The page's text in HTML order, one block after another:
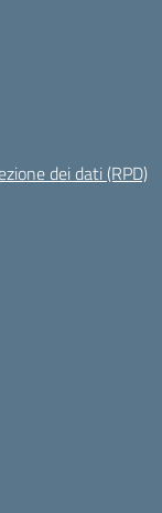
dei dati (RPD)